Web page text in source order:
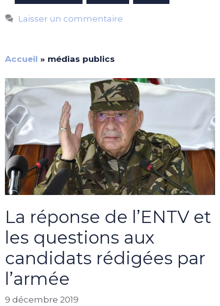
Laisser un commentaire
Accueil » médias publics
La réponse de l’ENTV et
les questions aux
candidats rédigées par
l’armée
9 décembre 2019